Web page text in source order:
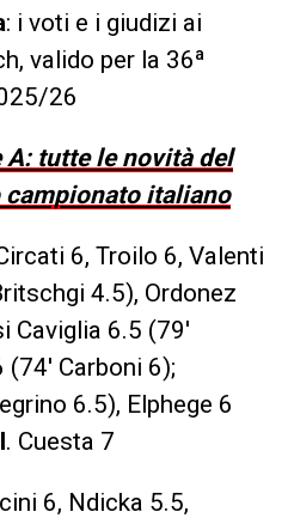
: i voti e i giudizi ai
valido per la 36ª
26
tutte le novità del
italiano
6, Troilo 6, Valenti
4.5), Ordonez
Caviglia 6.5 (79′
Carboni 6);
6.5), Elphege 6
. Cuesta 7
6, Ndicka 5.5,